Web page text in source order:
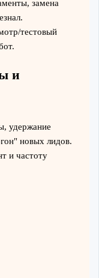
замена
тестовый
и
удержание
новых лидов.
и частоту